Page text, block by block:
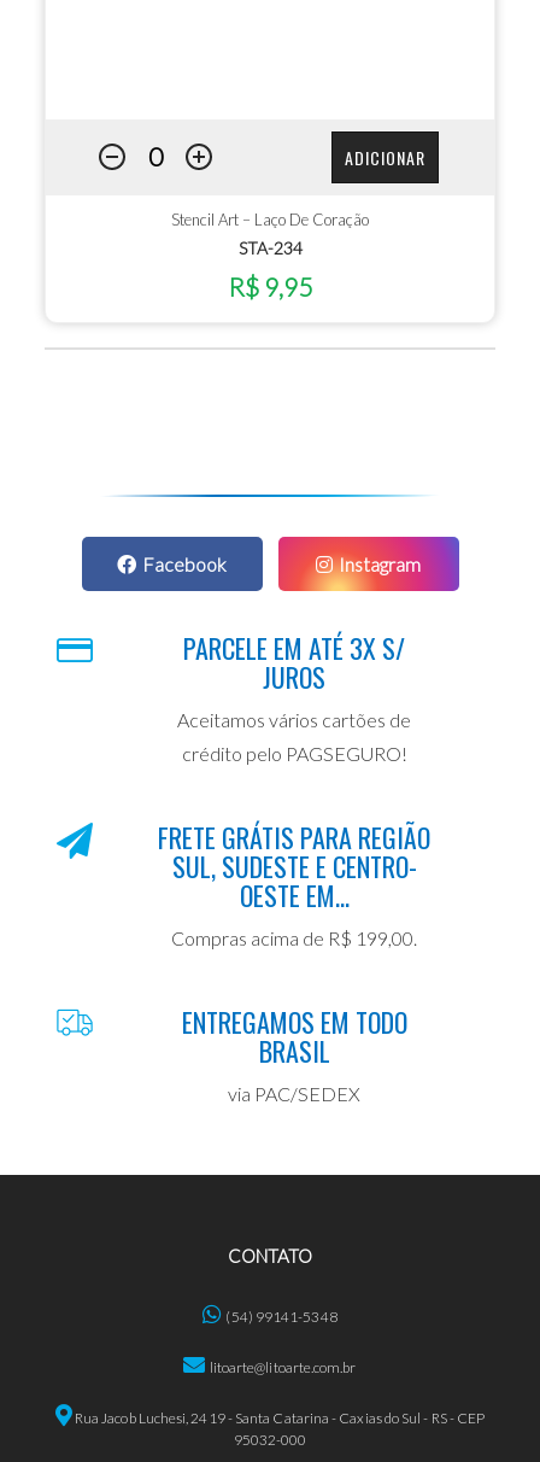
ADICIONAR
Stencil Art – Laço De Coração
STA-234
R$ 9,95
Facebook Instagram
PARCELE EM ATÉ 3X S/
JUROS
Aceitamos vários cartões de
crédito pelo PAGSEGURO!
FRETE GRÁTIS PARA REGIÃO
SUL, SUDESTE E CENTRO-
OESTE EM...
Compras acima de R$ 199,00.
ENTREGAMOS EM TODO
BRASIL
via PAC/SEDEX
CONTATO
(54) 99141-5348
litoarte@litoarte.com.br
Rua Jacob Luchesi, 2419 - Santa Catarina - Caxias do Sul - RS - CEP
95032-000